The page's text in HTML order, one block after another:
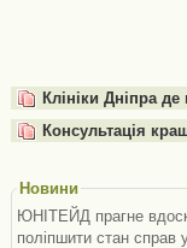
Клініки Дніпра
Консультація
Новини
ЮНІТЕЙД прагне
поліпшити стан справ